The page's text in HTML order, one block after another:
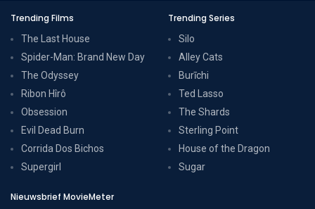
Trending Films
The Last House
Spider-Man: Brand New Day
The Odyssey
Ribon Hîrô
Obsession
Evil Dead Burn
Corrida Dos Bichos
Supergirl
Trending Series
Silo
Alley Cats
Burīchi
Ted Lasso
The Shards
Sterling Point
House of the Dragon
Sugar
Nieuwsbrief MovieMeter